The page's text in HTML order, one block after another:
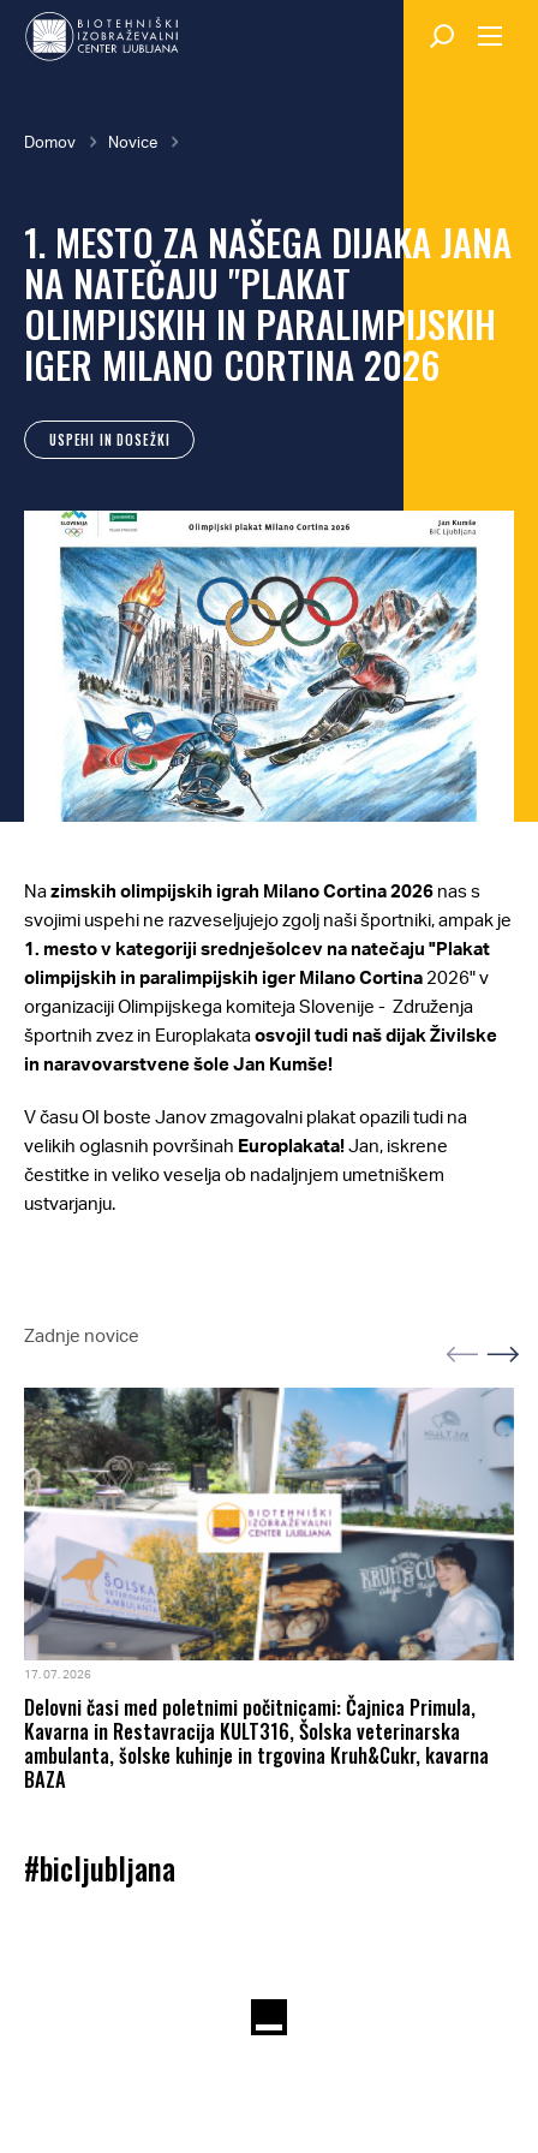
Skok
na
Breadcrumb
Domov Novice
1. MESTO ZA NAŠEGA DIJAKA JANA
NA NATEČAJU "PLAKAT
OLIMPIJSKIH IN PARALIMPIJSKIH
IGER MILANO CORTINA 2026
USPEHI IN DOSEŽKI
Nazimskih olimpijskih igrah Milano Cortina 2026 nas s
svojimi uspehi ne razveseljujejo zgolj naši športniki, ampak je
1. mesto v kategoriji srednješolcev na natečaju "Plakat
olimpijskih in paralimpijskih iger Milano Cortina 2026" v
organizaciji Olimpijskega komiteja Slovenije - Združenja
športnih zvez in Europlakataosvojil tudi naš dijak Živilske
in naravovarstvene šole Jan Kumše!
V času OI boste Janov zmagovalni plakat opazili tudi na
velikih oglasnih površinah Europlakata!Jan, iskrene
čestitke in veliko veselja ob nadaljnjem umetniškem
ustvarjanju.
Zadnje novice
17. 07. 2026
Delovni časi med poletnimi počitnicami: Čajnica Primula,
Kavarna in Restavracija KULT316, Šolska veterinarska
ambulanta, šolske kuhinje in trgovina Kruh&Cukr, kavarna
BAZA
#bicljubljana